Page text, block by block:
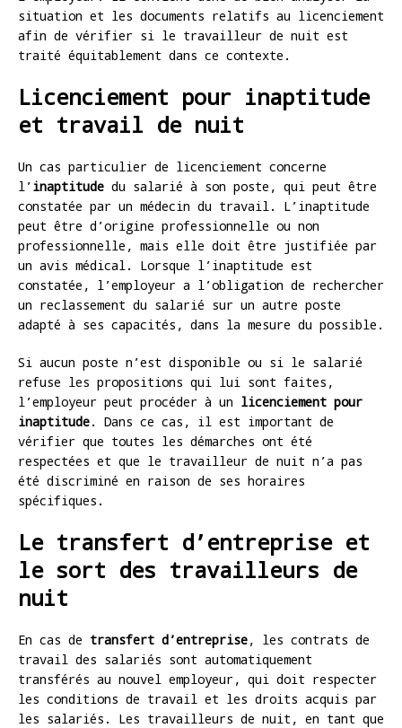
situation et les documents relatifs au licenciement
afin de vérifier si le travailleur de nuit est
traité équitablement dans ce contexte.
Licenciement pour inaptitude
et travail de nuit
Un cas particulier de licenciement concerne
l’inaptitude du salarié à son poste, qui peut être
constatée par un médecin du travail. L’inaptitude
peut être d’origine professionnelle ou non
professionnelle, mais elle doit être justifiée par
un avis médical. Lorsque l’inaptitude est
constatée, l’employeur a l’obligation de rechercher
un reclassement du salarié sur un autre poste
adapté à ses capacités, dans la mesure du possible.
Si aucun poste n’est disponible ou si le salarié
refuse les propositions qui lui sont faites,
l’employeur peut procéder à un licenciement pour
inaptitude. Dans ce cas, il est important de
vérifier que toutes les démarches ont été
respectées et que le travailleur de nuit n’a pas
été discriminé en raison de ses horaires
spécifiques.
Le transfert d’entreprise et
le sort des travailleurs de
nuit
En cas de transfert d’entreprise, les contrats de
travail des salariés sont automatiquement
transférés au nouvel employeur, qui doit respecter
les conditions de travail et les droits acquis par
les salariés. Les travailleurs de nuit, en tant que